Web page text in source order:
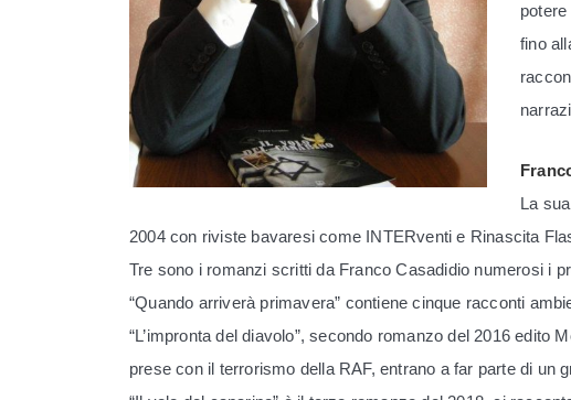
fino
La
2004 con riviste bavaresi come INTERventi e Rinascita
Tre sono i romanzi scritti da Franco Casadidio numerosi i
“Quando arriverà primavera” contiene cinque racconti
“L’impronta del diavolo”, secondo romanzo del 2016
prese con il terrorismo della RAF, entrano a far parte di un